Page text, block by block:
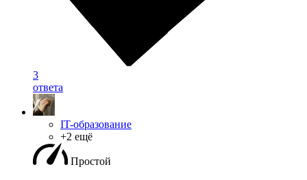
3
ответа
IT-образование
+2 ещё
Простой